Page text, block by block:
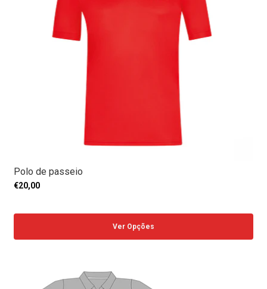
Polo de passeio
€20,00
Ver Opções